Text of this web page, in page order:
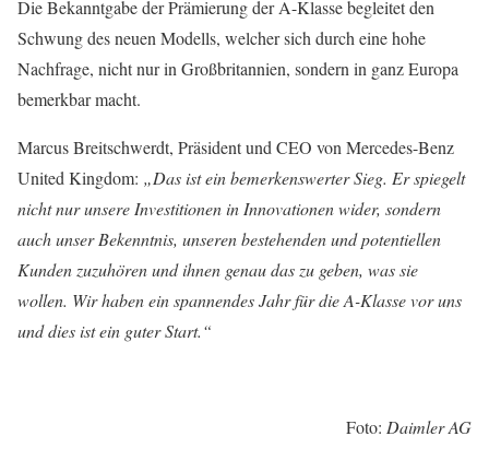
Die Bekanntgabe der Prämierung der A-Klasse begleitet den
Schwung des neuen Modells, welcher sich durch eine hohe
Nachfrage, nicht nur in Großbritannien, sondern in ganz Europa
bemerkbar macht.
Marcus Breitschwerdt, Präsident und CEO von Mercedes-Benz
United Kingdom: „Das ist ein bemerkenswerter Sieg. Er spiegelt
nicht nur unsere Investitionen in Innovationen wider, sondern
auch unser Bekenntnis, unseren bestehenden und potentiellen
Kunden zuzuhören und ihnen genau das zu geben, was sie
wollen. Wir haben ein spannendes Jahr für die A-Klasse vor uns
und dies ist ein guter Start.“
Foto: Daimler AG